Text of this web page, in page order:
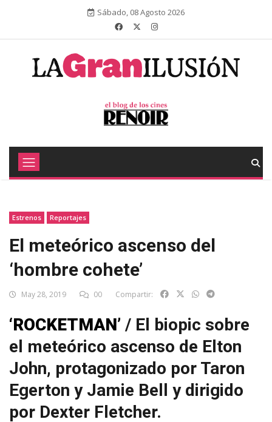
Sábado, 08 Agosto 2026
Estrenos Reportajes
El meteórico ascenso del
‘hombre cohete’
May 28, 2019 00 Compartir:
‘ROCKETMAN’ / El biopic sobre
el meteórico ascenso de Elton
John, protagonizado por Taron
Egerton y Jamie Bell y dirigido
por Dexter Fletcher.